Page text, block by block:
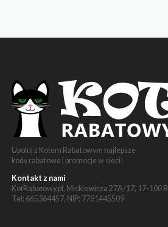
Upoluj z Kotem Rabatowym najlepsze
kody rabatowe i promocje w sieci!
Kontakt z nami
KotRabatowy.pl, Mickiewicza 27A/17, 17-100
Tel: 665364457, NIP: 7781445509